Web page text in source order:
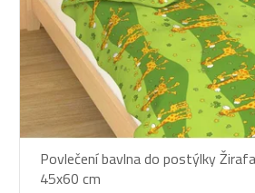
Povlečení bavlna do postýlky
45x60 cm